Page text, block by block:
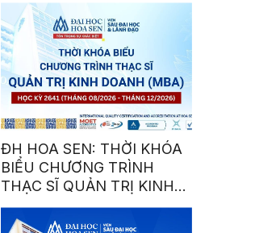
ĐH HOA SEN: THỜI KHÓA
BIỂU CHƯƠNG TRÌNH
THẠC SĨ QUẢN TRỊ KINH
DOANH (MBA) – HỌC KỲ
2641